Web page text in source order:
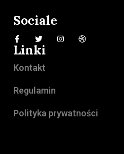
Sociale
Linki
Kontakt
Regulamin
Polityka prywatności